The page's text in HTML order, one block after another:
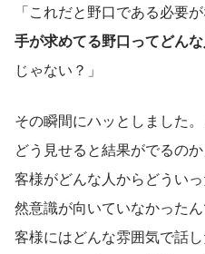
「これだと野口である必要
手が求めてる野口ってどん
じゃない？」
その瞬間にハッとしました
どう見せると結果がでるの
客様がどんな人からどうい
然意識が向いていなかった
客様にはどんな雰囲気で話